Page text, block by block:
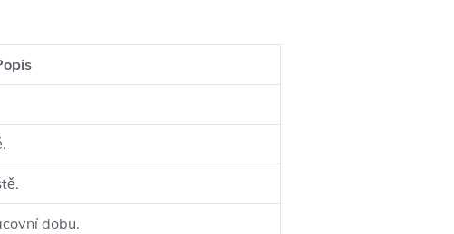
dobu.